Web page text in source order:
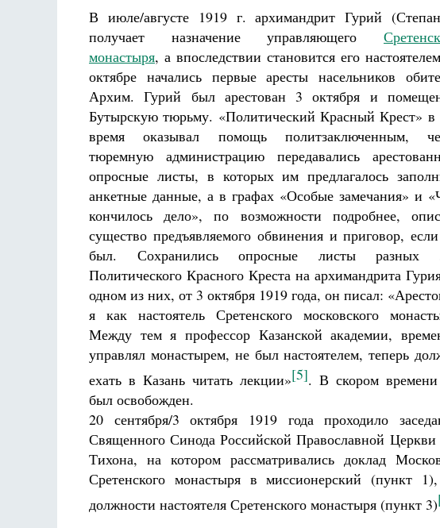
В июле/августе 1919 г. архимандрит Гурий
получает назначение управляющего
монастыря, а впоследствии становится его
октябре начались первые аресты насельников
Архим. Гурий был арестован 3 октября и
Бутырскую тюрьму. «Политический Красный Крест» в
время оказывал помощь политзаключенным,
тюремную администрацию передавались
опросные листы, в которых им предлагалось
анкетные данные, а в графах «Особые замечания» и
кончилось дело», по возможности подробнее,
существо предъявляемого обвинения и приговор,
был. Сохранились опросные листы разных
Политического Красного Креста на архимандрита
одном из них, от 3 октября 1919 года, он писал:
я как настоятель Сретенского московского
Между тем я профессор Казанской академии,
управлял монастырем, не был настоятелем, теперь
ехать в Казань читать лекции»[5]. В скором
был освобожден.
20 сентября/3 октября 1919 года проходило
Священного Синода Российской Православной Церкви
Тихона, на котором рассматривались доклад
Сретенского монастыря в миссионерский (пункт
должности настоятеля Сретенского монастыря (пункт 3)